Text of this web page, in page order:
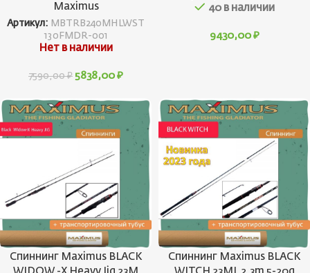
Maximus
Артикул: MBTRB240MHLWST
130FMDR-001
Нет в наличии
7590,00₽ 5838,00 ₽
40 в наличии
9430,00 ₽
Спиннинг Maximus BLACK
Спиннинг Maximus BLACK